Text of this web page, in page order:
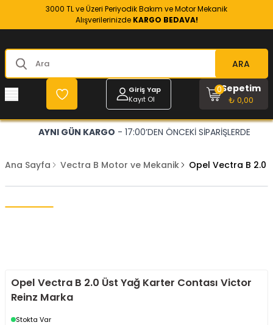
3000 TL ve Üzeri Periyodik Bakım ve Motor Mekanik
Alışverilerinizde KARGO BEDAVA!
ARA
Giriş Yap
Kayıt Ol
Sepetim
₺ 0,00
0
AYNI GÜN KARGO - 17:00’DEN ÖNCEKİ SİPARİŞLERDE
Ana Sayfa Vectra B Motor ve Mekanik Opel Vectra B 2.0
Opel Vectra B 2.0 Üst Yağ Karter Contası Victor
Reinz Marka
Stokta Var